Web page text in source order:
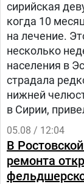
сирийская
когда 10
на лечение.
несколько
населения в
страдала
нижней
в Сирии,
произошел
лечение в
проекта
05.08 / 12:04
В
ремонта